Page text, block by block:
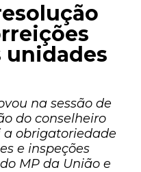
unidades
na sessão de
do conselheiro
a obrigatoriedade
e inspeções
MP da União e